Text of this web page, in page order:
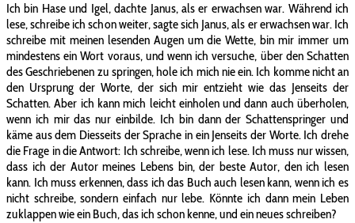
Ich bin Hase und Igel, dachte Janus, als er erwachsen war. Während ich
lese, schreibe ich schon weiter, sagte sich Janus, als er erwachsen war. Ich
schreibe mit meinen lesenden Augen um die Wette, bin mir immer um
mindestens ein Wort voraus, und wenn ich versuche, über den Schatten
des Geschriebenen zu springen, hole ich mich nie ein. Ich komme nicht an
den Ursprung der Worte, der sich mir entzieht wie das Jenseits der
Schatten. Aber ich kann mich leicht einholen und dann auch überholen,
wenn ich mir das nur einbilde. Ich bin dann der Schattenspringer und
käme aus dem Diesseits der Sprache in ein Jenseits der Worte. Ich drehe
die Frage in die Antwort: Ich schreibe, wenn ich lese. Ich muss nur wissen,
dass ich der Autor meines Lebens bin, der beste Autor, den ich lesen
kann. Ich muss erkennen, dass ich das Buch auch lesen kann, wenn ich es
nicht schreibe, sondern einfach nur lebe. Könnte ich dann mein Leben
zuklappen wie ein Buch, das ich schon kenne, und ein neues schreiben?